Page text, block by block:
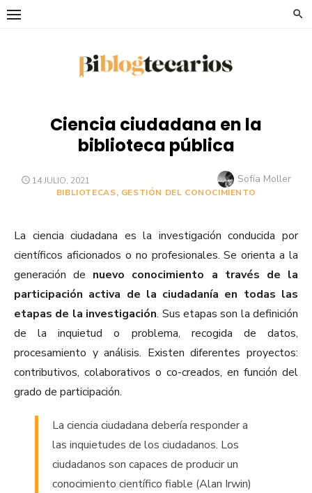
Saltar
Ciencia ciudadana en la
biblioteca pública
PUBLICADO
14 JULIO, 2021 Autor
Sofía Moller
BIBLIOTECAS, GESTIÓN DEL CONOCIMIENTO
La ciencia ciudadana es la investigación conducida por
científicos aficionados o no profesionales. Se orienta a la
generación de nuevo conocimiento a través de la
participación activa de la ciudadanía en todas las
etapas de la investigación. Sus etapas son la definición
de la inquietud o problema, recogida de datos,
procesamiento y análisis. Existen diferentes proyectos:
contributivos, colaborativos o co-creados, en función del
grado de participación.
La ciencia ciudadana debería responder a
las inquietudes de los ciudadanos. Los
ciudadanos son capaces de producir un
conocimiento científico fiable (Alan Irwin)